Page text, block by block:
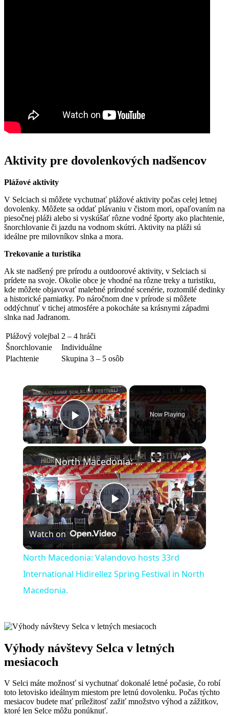
Aktivity pre​ dovolenkových nadšencov
Plážové aktivity
V Selciach si môžete vychutnať plážové aktivity počas celej letnej
dovolenky. Môžete‌ sa ⁢oddať plávaniu​ v čistom ⁤mori, opaľovaním​ na
piesočnej ⁢pláži alebo si vyskúšať rôzne vodné športy ako plachtenie,
šnorchlovanie či⁤ jazdu na vodnom ‌skútri. Aktivity na pláži sú⁢
ideálne pre milovníkov slnka a mora.
Trekovanie a turistika
Ak ste nadšený pre prírodu a outdoorové aktivity, ​v Selciach si
prídete na svoje. Okolie obce je vhodné na rôzne treky a turistiku,
kde môžete objavovať malebné prírodné scenérie, roztomilé dedinky
a historické pamiatky. Po náročnom dne v prírode si môžete
oddýchnuť v tichej atmosfére a pokocháte sa krásnymi západmi
slnka nad Jadranom.
Plážový volejbal 2 – 4 hráči
Šnorchlovanie
Individuálne
Plachtenie
Skupina 3 – ⁤5 osôb
×
Play Video
Now Playing
×
Play
Video
North Macedonia: Valandovo hosts 33rd International Hidirellez Spring Festival in North Macedonia.
Watch on
North Macedonia: Valandovo hosts 33rd
International Hidirellez Spring Festival in North
Macedonia.
Výhody návštevy ‍Selca v letných
‌mesiacoch
V Selci máte možnosť si vychutnať dokonalé letné počasie, čo robí
‌toto letovisko ideálnym miestom pre letnú dovolenku. Počas týchto
mesiacov budete mať príležitosť zažiť množstvo výhod a zážitkov,
ktoré len Selce môžu ponúknuť.